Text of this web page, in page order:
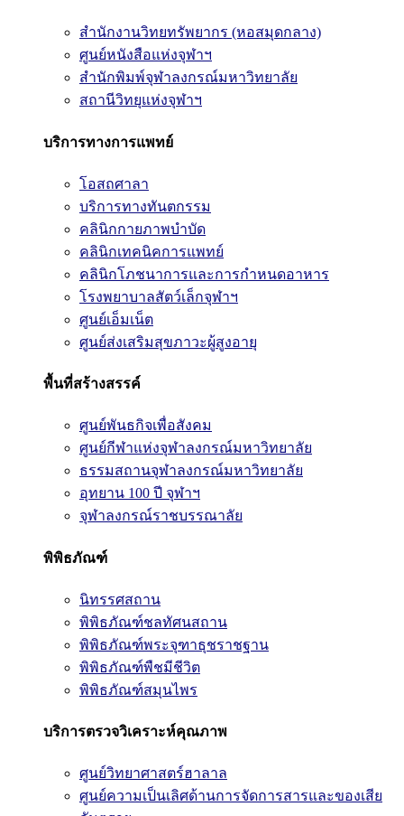
สำนักงานวิทยทรัพยากร (หอสมุดกลาง)
ศูนย์หนังสือแห่งจุฬาฯ
สำนักพิมพ์จุฬาลงกรณ์มหาวิทยาลัย
สถานีวิทยุแห่งจุฬาฯ
บริการทางการแพทย์
โอสถศาลา
บริการทางทันตกรรม
คลินิกกายภาพบำบัด
คลินิกเทคนิคการแพทย์
คลินิกโภชนาการและการกำหนดอาหาร
โรงพยาบาลสัตว์เล็กจุฬาฯ
ศูนย์เอ็มเน็ต
ศูนย์ส่งเสริมสุขภาวะผู้สูงอายุ
พื้นที่สร้างสรรค์
ศูนย์พันธกิจเพื่อสังคม
ศูนย์กีฬาแห่งจุฬาลงกรณ์มหาวิทยาลัย
ธรรมสถานจุฬาลงกรณ์มหาวิทยาลัย
อุทยาน 100 ปี จุฬาฯ
จุฬาลงกรณ์ราชบรรณาลัย
พิพิธภัณฑ์
นิทรรศสถาน
พิพิธภัณฑ์ชลทัศนสถาน
พิพิธภัณฑ์พระจุฑาธุชราชฐาน
พิพิธภัณฑ์พืชมีชีวิต
พิพิธภัณฑ์สมุนไพร
บริการตรวจวิเคราะห์คุณภาพ
ศูนย์วิทยาศาสตร์ฮาลาล
ศูนย์ความเป็นเลิศด้านการจัดการสารและของเสีย